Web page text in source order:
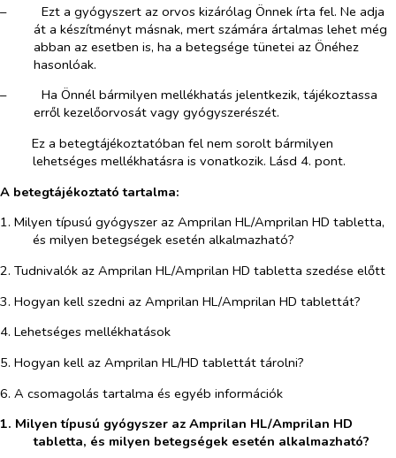
–​
Ezt a gyógyszert az orvos kizárólag Önnek írta fel. Ne adja
át a készítményt másnak, mert számára ártalmas lehet még
abban az esetben is, ha a betegsége tünetei az Önéhez
hasonlóak.
–​
Ha Önnél bármilyen mellékhatás jelentkezik, tájékoztassa
erről kezelőorvosát vagy gyógyszerészét.
Ez a betegtájékoztatóban fel nem sorolt bármilyen
lehetséges mellékhatásra is vonatkozik. Lásd 4. pont.
A betegtájékoztató tartalma:
1. Milyen típusú gyógyszer az Amprilan HL/Amprilan HD tabletta,
és milyen betegségek esetén alkalmazható?
2. Tudnivalók az Amprilan HL/Amprilan HD tabletta szedése előtt
3. Hogyan kell szedni az Amprilan HL/Amprilan HD tablettát?
4. Lehetséges mellékhatások
5. Hogyan kell az Amprilan HL/HD tablettát tárolni?
6. A csomagolás tartalma és egyéb információk
1. Milyen típusú gyógyszer az Amprilan HL/Amprilan HD
tabletta, és milyen betegségek esetén alkalmazható?